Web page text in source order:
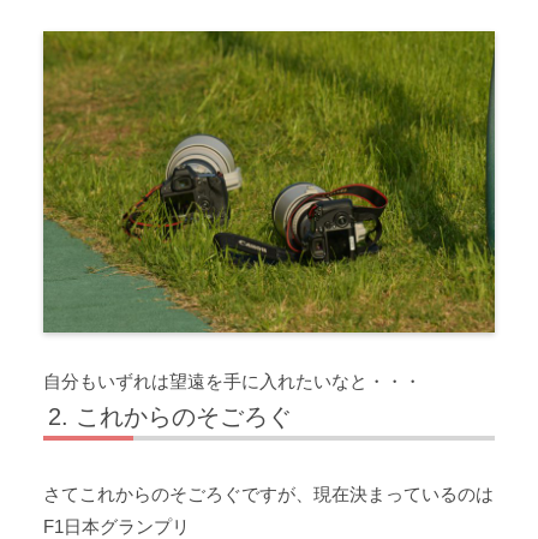
自分もいずれは望遠を手に入れたいなと・・・
これからのそごろぐ
さてこれからのそごろぐですが、現在決まっているのは
F1日本グランプリ